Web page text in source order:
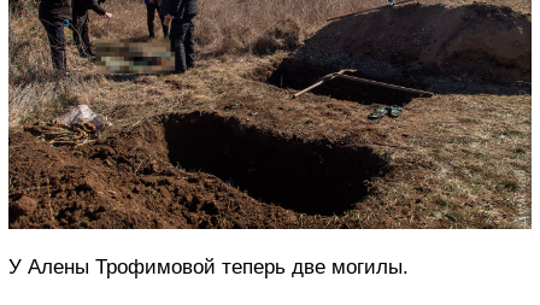
У Алены Трофимовой теперь две могилы.